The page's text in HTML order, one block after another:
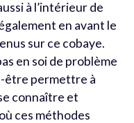
à l’intérieur de
en avant le
sur ce cobaye.
en soi de problème
être permettre à
connaître et
ces méthodes